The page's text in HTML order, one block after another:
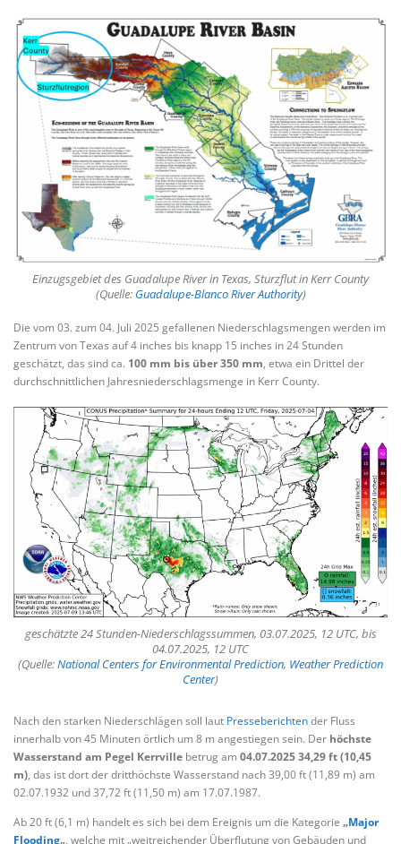
Einzugsgebiet des Guadalupe River in Texas, Sturzflut in Kerr County
(Quelle: Guadalupe-Blanco River Authority)
Die vom 03. zum 04. Juli 2025 gefallenen Niederschlagsmengen werden im
Zentrum von Texas auf 4 inches bis knapp 15 inches in 24 Stunden
geschätzt, das sind ca. 100 mm bis über 350 mm, etwa ein Drittel der
durchschnittlichen Jahresniederschlagsmenge in Kerr County.
geschätzte 24 Stunden-Niederschlagssummen, 03.07.2025, 12 UTC, bis
04.07.2025, 12 UTC
(Quelle:National Centers for Environmental Prediction, Weather Prediction
Center)
Nach den starken Niederschlägen soll laut Presseberichtender Fluss
innerhalb von 45 Minuten örtlich um 8 m angestiegen sein. Der höchste
Wasserstand am Pegel Kerrville betrug am 04.07.2025 34,29 ft (10,45
m), das ist dort der dritthöchste Wasserstand nach 39,00 ft (11,89 m) am
02.07.1932 und 37,72 ft (11,50 m) am 17.07.1987.
Ab 20 ft (6,1 m) handelt es sich bei dem Ereignis um die Kategorie „Major
Flooding„, welche mit „weitreichender Überflutung von Gebäuden und